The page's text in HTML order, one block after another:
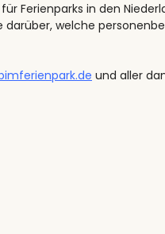
Ferienparks in den
welche
und aller